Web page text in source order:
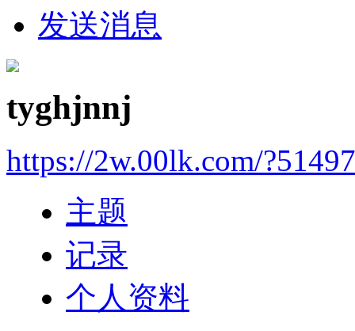
发送消息
tyghjnnj
https://2w.00lk.com/?51497
主题
记录
个人资料